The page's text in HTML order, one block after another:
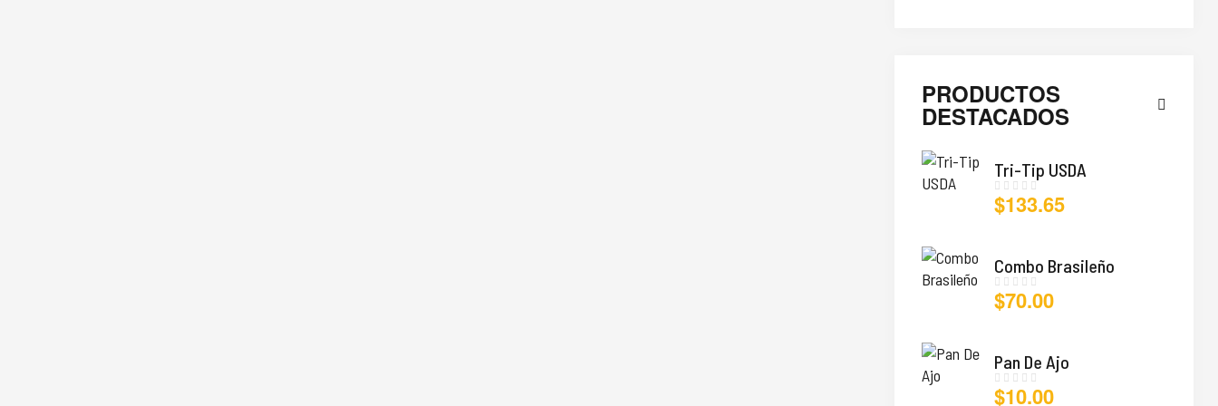
PRODUCTOS
DESTACADOS
Tri-Tip USDA
$133.65
Combo Brasileño
$70.00
Pan De Ajo
$10.00